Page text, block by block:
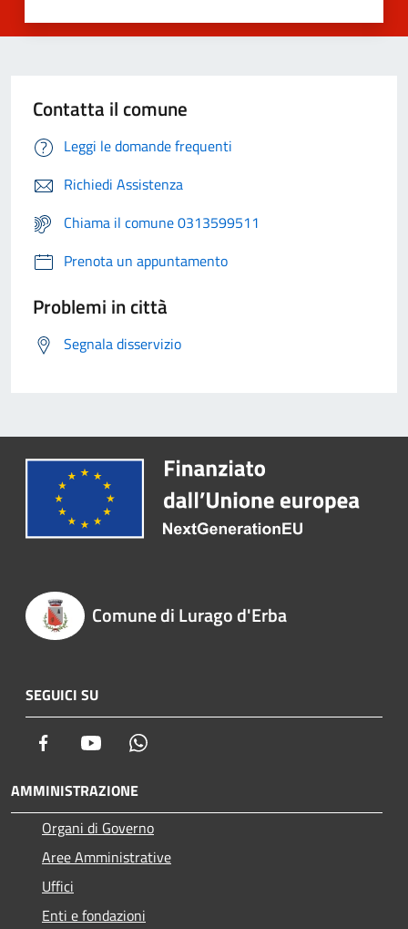
Contatta il comune
Leggi le domande frequenti
Richiedi Assistenza
Chiama il comune 0313599511
Prenota un appuntamento
Problemi in città
Segnala disservizio
Comune di Lurago d'Erba
SEGUICI SU
Facebook Youtube
AMMINISTRAZIONE
Organi di Governo
Aree Amministrative
Uffici
Enti e fondazioni